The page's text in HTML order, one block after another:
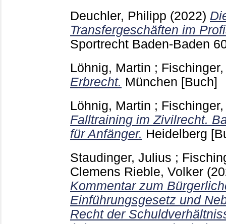
Deuchler, Philipp (2022)
Transfergeschäften im
Sportrecht Baden-Baden
Löhnig, Martin ;
Erbrecht. München [Buch]
Löhnig, Martin ;
Falltraining im Zivilrecht.
für Anfänger. Heidelberg
Staudinger, Julius ;
Clemens Rieble, Volker
Kommentar zum
Einführungsgesetz und
Recht der